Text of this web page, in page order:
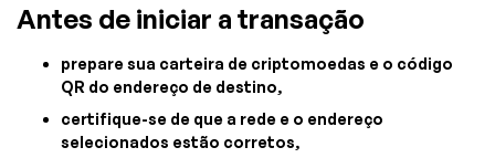
Antes de iniciar a transação
prepare sua carteira de criptomoedas e o código
QR do endereço de destino,
certifique-se de que a rede e o endereço
selecionados estão corretos,